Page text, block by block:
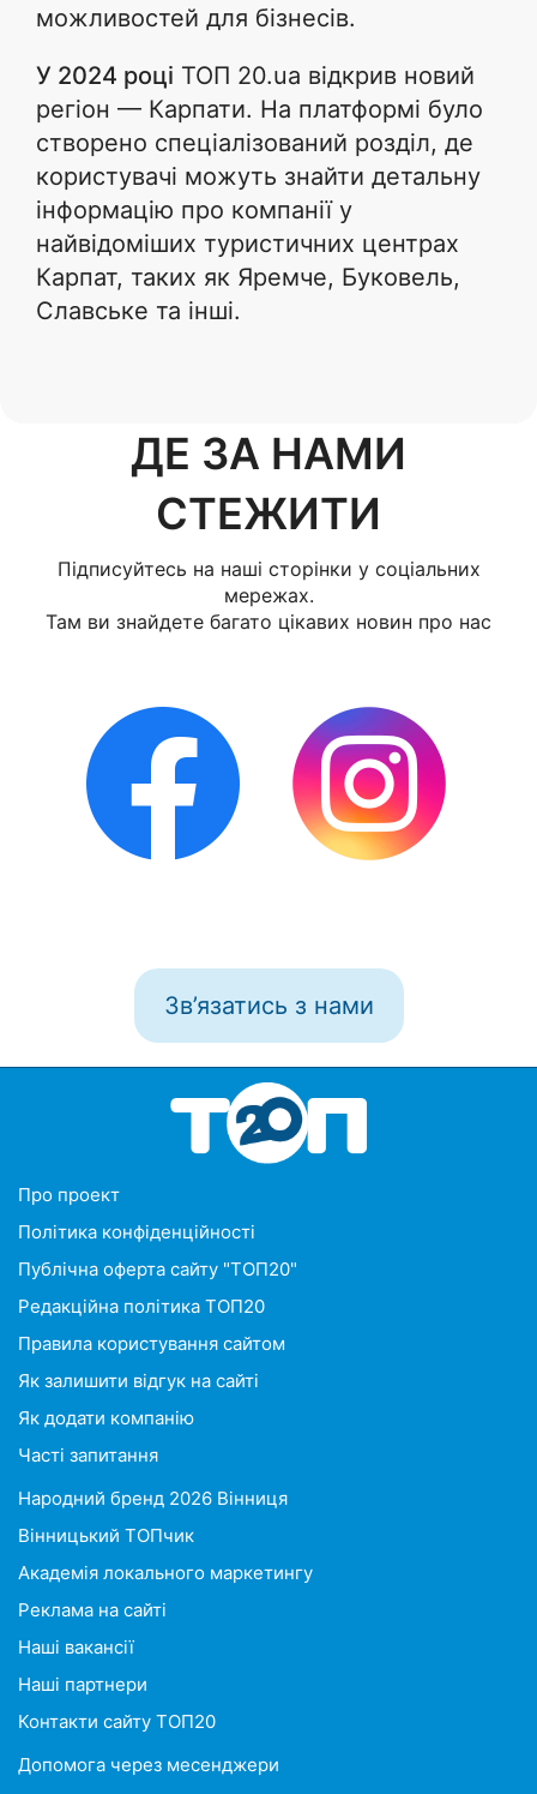
можливостей для бізнесів.
У 2024 році ТОП 20.ua відкрив новий
регіон — Карпати. На платформі було
створено спеціалізований розділ, де
користувачі можуть знайти детальну
інформацію про компанії у
найвідоміших туристичних центрах
Карпат, таких як Яремче, Буковель,
Славське та інші.
ДЕ ЗА НАМИ
СТЕЖИТИ
Підписуйтесь на наші сторінки у соціальних
мережах.
Там ви знайдете багато цікавих новин про нас
Зв’язатись з нами
Про проект
Політика конфіденційності
Публічна оферта сайту "ТОП20"
Редакційна політика ТОП20
Правила користування сайтом
Як залишити відгук на сайті
Як додати компанію
Часті запитання
Народний бренд 2026 Вінниця
Вінницький ТОПчик
Академія локального маркетингу
Реклама на сайті
Наші вакансії
Наші партнери
Контакти сайту ТОП20
Допомога через месенджери